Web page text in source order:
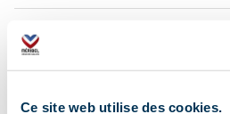
Ce site web utilise des cookies.
reserve